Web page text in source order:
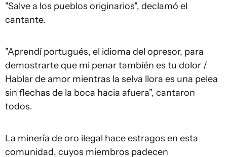
"Salve a los pueblos originarios", declamó el
cantante.
"Aprendí portugués, el idioma del opresor, para
demostrarte que mi penar también es tu dolor /
Hablar de amor mientras la selva llora es una pelea
sin flechas de la boca hacia afuera", cantaron
todos.
La minería de oro ilegal hace estragos en esta
comunidad, cuyos miembros padecen